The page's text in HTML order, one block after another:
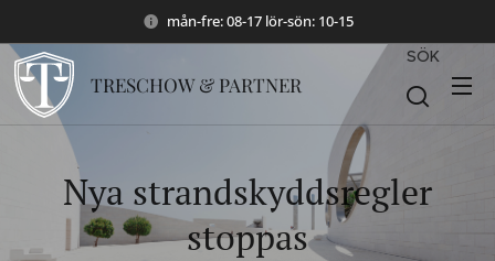
mån-fre: 08-17 lör-sön: 10-15
TRESCHOW & PARTNER
SÖK
Nya strandskyddsregler
stoppas